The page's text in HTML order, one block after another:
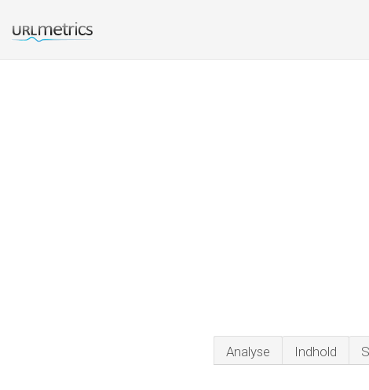
Analyse Indhold